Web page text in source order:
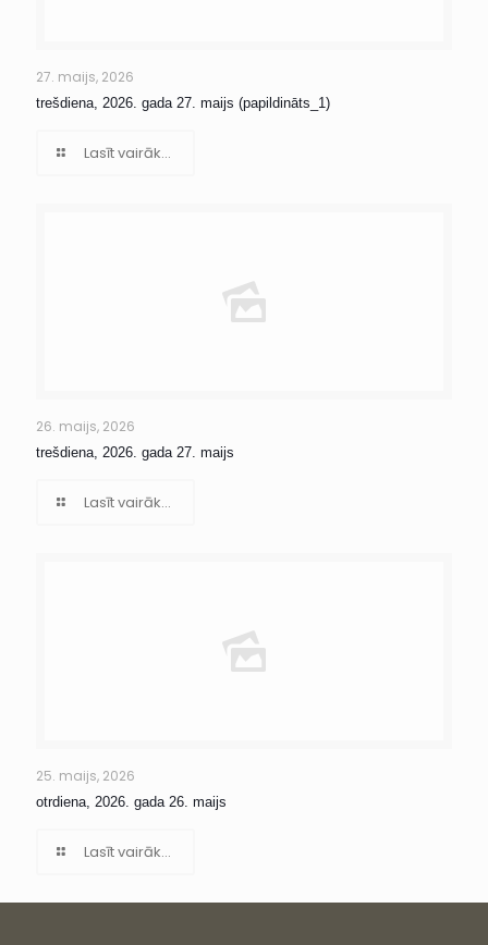
27. maijs, 2026
trešdiena, 2026. gada 27. maijs (papildināts_1)
Lasīt vairāk...
26. maijs, 2026
trešdiena, 2026. gada 27. maijs
Lasīt vairāk...
25. maijs, 2026
otrdiena, 2026. gada 26. maijs
Lasīt vairāk...